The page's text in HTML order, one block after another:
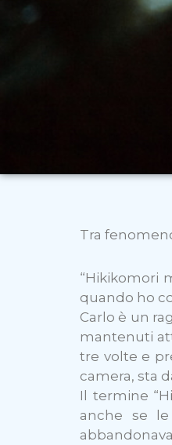
Tra
“Hikikomori
quando ho
Carlo è un
mantenuti
tre volte e
camera, sta
Il termine
anche se